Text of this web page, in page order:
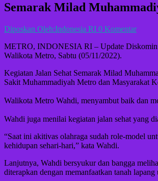
Semarak Milad
Diposkan Oleh:Indonesia RI 0 Komentar
METRO, INDONESIA RI – Update
Walikota Metro, Sabtu (05/11/2022).
Kegiatan Jalan Sehat Semarak Milad
Sakit Muhammadiyah Metro dan Masyarakat
Walikota Metro Wahdi, menyambut baik dan
Wahdi juga menilai kegiatan jalan sehat yang
“Saat ini akitivas olahraga sudah role-model
kehidupan sehari-hari,” kata Wahdi.
Lanjutnya, Wahdi bersyukur dan bangga
diterapkan dengan memanfaatkan tanah